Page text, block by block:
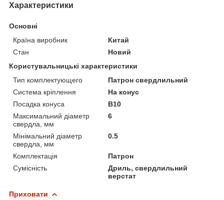
Характеристики
Основні
Країна виробник
Китай
Стан
Новий
Користувальницькі характеристики
Тип комплектующего
Патрон свердлильний
Система кріплення
На конус
Посадка конуса
В10
Максимальний діаметр
свердла, мм
6
Мінімальний діаметр
свердла, мм
0.5
Комплектація
Патрон
Сумісність
Дриль, свердлильний
верстат
Приховати